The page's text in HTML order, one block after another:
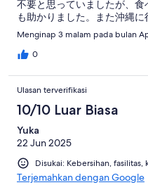
不要と思っていましたが、
も助かりました。また沖縄
いです。
Menginap 3 malam pada bulan
0
Ulasan terverifikasi
10/10 Luar Biasa
Yuka
22 Jun 2025
Disukai: Kebersihan,
Terjemahkan dengan Google